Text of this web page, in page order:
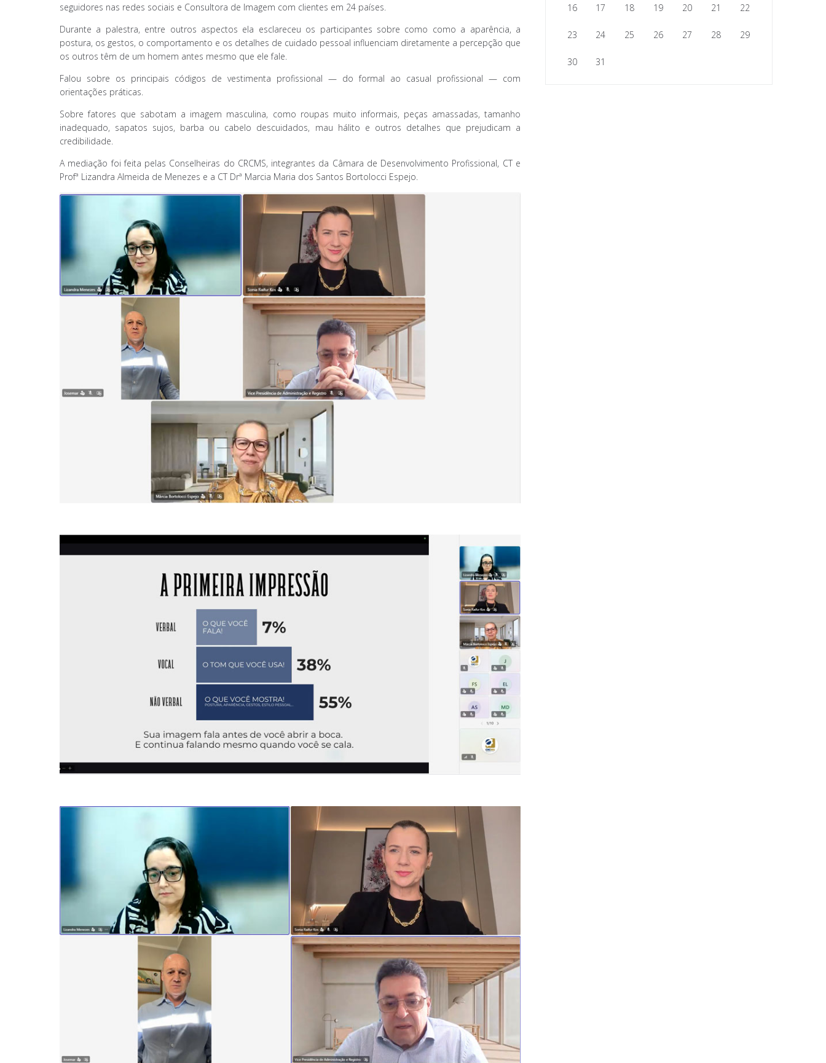
seguidores nas redes sociais e Consultora de Imagem com clientes em 24 países.
Durante a palestra, entre outros aspectos ela esclareceu os participantes sobre como como a aparência, a
postura, os gestos, o comportamento e os detalhes de cuidado pessoal influenciam diretamente a percepção que
os outros têm de um homem antes mesmo que ele fale.
Falou sobre os principais códigos de vestimenta profissional — do formal ao casual profissional — com
orientações práticas.
Sobre fatores que sabotam a imagem masculina, como roupas muito informais, peças amassadas, tamanho
inadequado, sapatos sujos, barba ou cabelo descuidados, mau hálito e outros detalhes que prejudicam a
credibilidade.
A mediação foi feita pelas Conselheiras do CRCMS, integrantes da Câmara de Desenvolvimento Profissional, CT e
Profª Lizandra Almeida de Menezes e a CT Drª Marcia Maria dos Santos Bortolocci Espejo.
16 17 18 19 20 21 22
23 24 25 26 27 28 29
30 31